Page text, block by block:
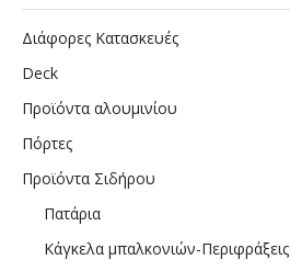
Διάφορες Κατασκευές
Deck
Προϊόντα αλουμινίου
Πόρτες
Προϊόντα Σιδήρου
Πατάρια
Κάγκελα μπαλκονιών-Περιφράξεις